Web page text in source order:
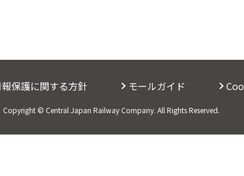
保護に関する方針 モールガイド
Copyright © Central Japan Railway Company. All Rights Reserved.